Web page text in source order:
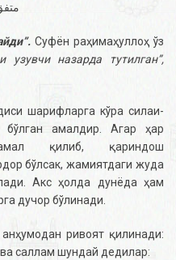
Суфён раҳимаҳуллоҳ ўз
узувчи назарда тутилган”,
шарифларга кўра силаи-
амалдир. Агар ҳар
қилиб, қариндош
бўлсак, жамиятдаги жуда
Акс ҳолда дунёда ҳам
дучор бўлинади.
ривоят қилинади:
саллам шундай дедилар: